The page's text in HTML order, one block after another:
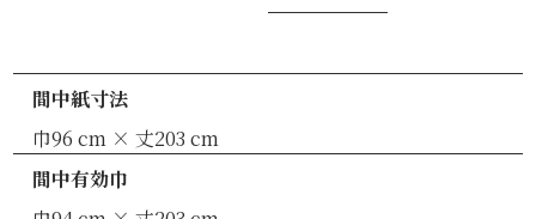
間中紙寸法
巾96 cm × 丈203 cm
間中有効巾